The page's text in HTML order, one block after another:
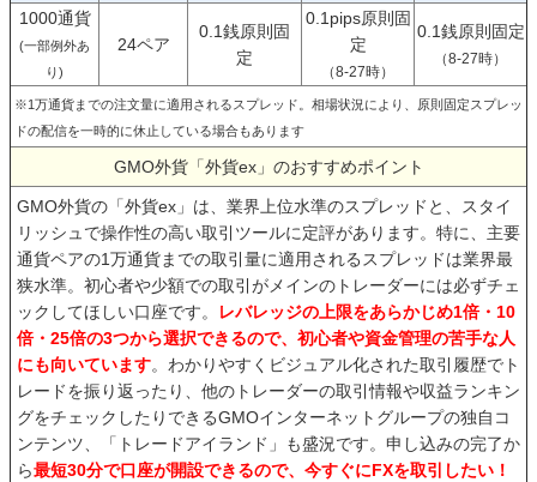
1000通貨
(一部例外あ
り)
24ペア
0.1銭原則固
定
0.1pips原則固
定
（8-27時）
0.1銭原則固定
（8-27時）
※1万通貨までの注文量に適用されるスプレッド。相場状況により、原則固定スプレッ
ドの配信を一時的に休止している場合もあります
GMO外貨「外貨ex」のおすすめポイント
GMO外貨の「外貨ex」は、業界上位水準のスプレッドと、スタイ
リッシュで操作性の高い取引ツールに定評があります。特に、主要
通貨ペアの1万通貨までの取引量に適用されるスプレッドは業界最
狭水準。初心者や少額での取引がメインのトレーダーには必ずチェ
ックしてほしい口座です。
レバレッジの上限をあらかじめ1倍・10
倍・25倍の3つから選択できるので、初心者や資金管理の苦手な人
にも向いています。わかりやすくビジュアル化された取引履歴でト
レードを振り返ったり、他のトレーダーの取引情報や収益ランキン
グをチェックしたりできるGMOインターネットグループの独自コ
ンテンツ、「トレードアイランド」も盛況です。申し込みの完了か
ら最短30分で口座が開設できるので、今すぐにFXを取引したい！